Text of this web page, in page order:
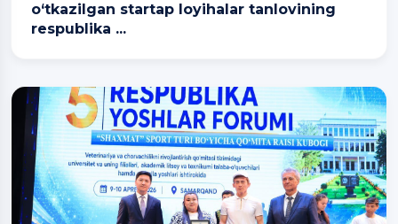
o‘tkazilgan startap loyihalar tanlovining
respublika ...